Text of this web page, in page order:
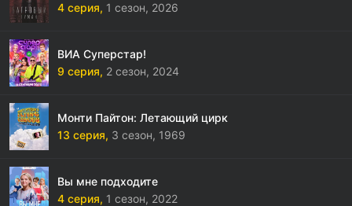
4 серия, 1 сезон, 2026
ВИА Суперстар!
9 серия, 2 сезон, 2024
Монти Пайтон: Летающий цирк
13 серия, 3 сезон, 1969
Вы мне подходите
4 серия, 1 сезон, 2022